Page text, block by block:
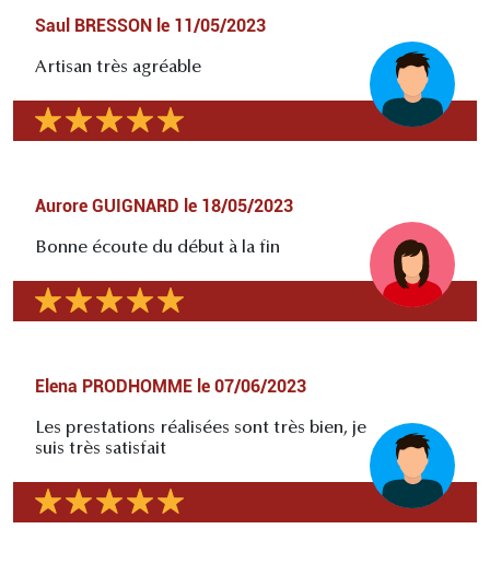
Saul BRESSON le 11/05/2023
Artisan très agréable
Aurore GUIGNARD le 18/05/2023
Bonne écoute du début à la fin
Elena PRODHOMME le 07/06/2023
Les prestations réalisées sont très bien, je
suis très satisfait